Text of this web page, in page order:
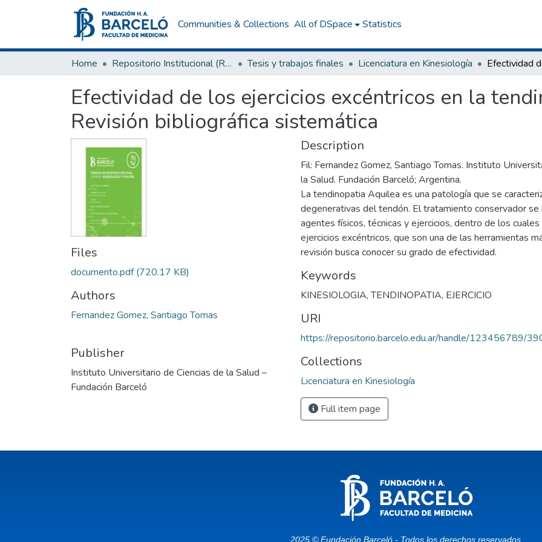
Communities & Collections All of DSpace Statistics
Home Repositorio Institucional (RI) del Instituto Universitario de Ciencias de la Salud Fundación H. A. Barceló Tesis y trabajos finales Licenciatura en Kinesiología
Efectividad de los ejercicios excéntricos en la
Revisión bibliográfica sistemática
Files
documento.pdf(720.17 KB)
Authors
Fernandez Gomez, Santiago Tomas
Publisher
Instituto Universitario de Ciencias de la Salud –
Fundación Barceló
Description
Fil: Fernandez Gomez, Santiago Tomas. Instituto
la Salud. Fundación Barceló; Argentina.
La tendinopatia Aquilea es una patología que se
degenerativas del tendón. El tratamiento conservador se
agentes físicos, técnicas y ejercicios, dentro de los
ejercicios excéntricos, que son una de las herramientas
revisión busca conocer su grado de efectividad.
Keywords
KINESIOLOGIA,TENDINOPATIA, EJERCICIO
URI
https://repositorio.barcelo.edu.ar/handle/123456789/
Collections
Licenciatura en Kinesiología
Full item page
2025 © Fundación Barceló - Todos los derechos reservados.